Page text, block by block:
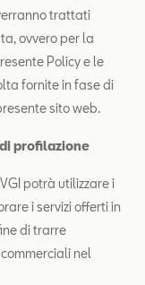
trattati
ovvero per la
Policy e le
fornite in fase di
sito web.
profilazione
potrà utilizzare i
i servizi offerti in
di trarre
nel